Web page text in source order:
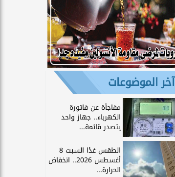
آخر الموضوعات
مفاجأة عن فاتورة
الكهرباء.. جهاز واحد
يتصدر قائمة...
الطقس غدًا السبت 8
أغسطس 2026.. انخفاض
الحرارة...